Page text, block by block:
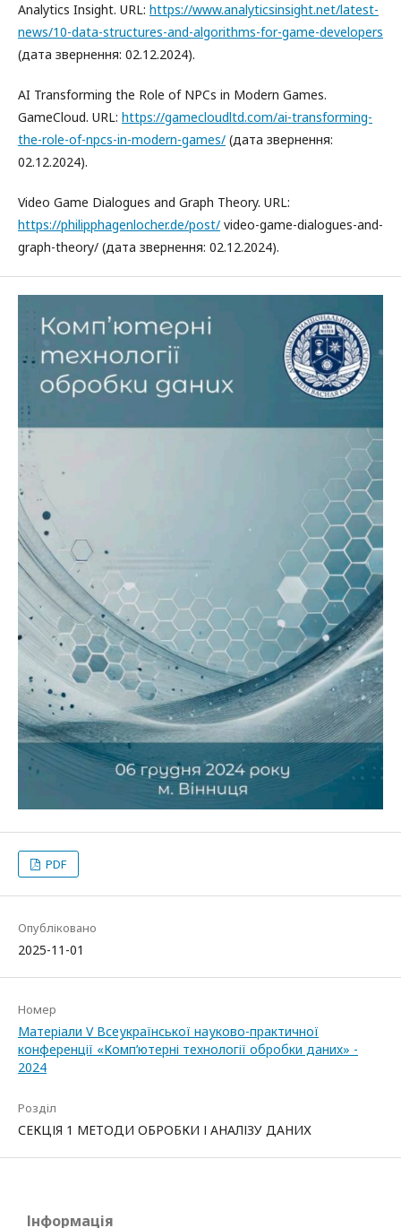
Analytics Insight. URL: https://www.analyticsinsight.net/latest-
news/10-data-structures-and-algorithms-for-game-developers
(дата звернення: 02.12.2024).
AI Transforming the Role of NPCs in Modern Games.
GameCloud. URL: https://gamecloudltd.com/ai-transforming-
the-role-of-npcs-in-modern-games/ (дата звернення:
02.12.2024).
Video Game Dialogues and Graph Theory. URL:
https://philipphagenlocher.de/post/ video-game-dialogues-and-
graph-theory/ (дата звернення: 02.12.2024).
PDF
Опубліковано
2025-11-01
Номер
Матеріали V Всеукраїнської науково-практичної
конференції «Комп’ютерні технології обробки даних» -
2024
Розділ
СЕКЦІЯ 1 МЕТОДИ ОБРОБКИ І АНАЛІЗУ ДАНИХ
Інформація